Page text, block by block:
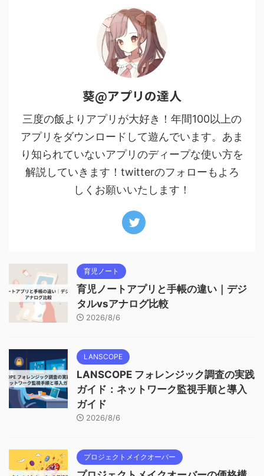
葵@アプリの達人
三度の飯よりアプリが大好き！年間100以上の
アプリをダウンロードして遊んでいます。あま
り知られていないアプリのディープな使い方を
解説していきます！twitterのフォローもよろ
しくお願いいたします！
育児ノート
育児ノートアプリと手帳の違い｜デジ
タルvsアナログ比較
2026/8/6
LANSCOPE
LANSCOPE フォレンジック調査の実践
ガイド：ネットワーク監視手順と導入
ガイド
2026/8/6
プロジェクトメイクオーバー